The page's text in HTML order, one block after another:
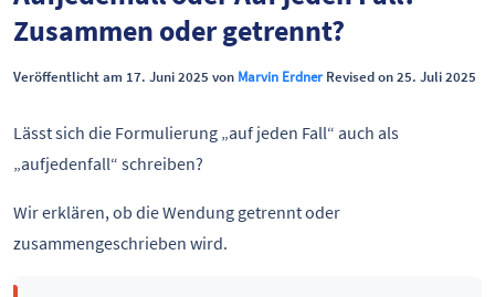
Zusammen oder getrennt?
Veröffentlicht am 17. Juni 2025 von Marvin Erdner Revised on 25. Juli 2025
Lässt sich die Formulierung „auf jeden Fall“ auch als
„aufjedenfall“ schreiben?
Wir erklären, ob die Wendung getrennt oder
zusammengeschrieben wird.